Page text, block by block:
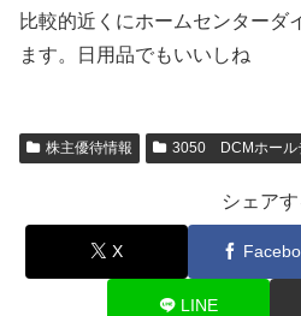
比較的近くにホームセンターダ
ます。日用品でもいいしね
株主優待情報 3050 DCMホール
シェアす
X
LINE